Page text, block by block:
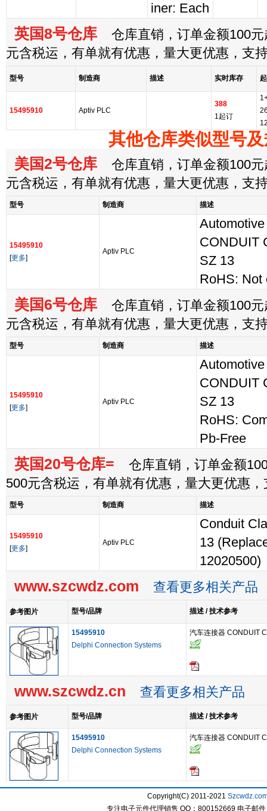
iner: Each
英国8号仓库 仓库直销，订单金额100元
元含税运，有单就有优惠，量大更优惠，支
型号 制造商 描述 实时库存
15495910 Aptiv PLC
388
1起订
其他仓库类似型号
美国2号仓库 仓库直销，订单金额100元
元含税运，有单就有优惠，量大更优惠，支
型号 制造商 描述
15495910
[更多]
Aptiv PLC
CONDUIT
SZ 13
RoHS: Not
美国6号仓库 仓库直销，订单金额100元
元含税运，有单就有优惠，量大更优惠，支
型号 制造商 描述
15495910
[更多]
Aptiv PLC
CONDUIT
SZ 13
RoHS:
Pb-Free
英国20号仓库= 仓库直销，订单金额
500元含税运，有单就有优惠，量大更优惠
型号 制造商 描述
15495910
[更多]
Aptiv PLC
Conduit
13
12020500)
www.szcwdz.com 查看更多相关产品
参考图片 型号/品牌 描述 / 技术参考
15495910
Delphi Connection Systems
汽车连接器 CONDUIT
www.szcwdz.cn 查看更多相关产品
参考图片 型号/品牌 描述 / 技术参考
15495910
Delphi Connection Systems
汽车连接器 CONDUIT
Copyright(C) 2011-2021
专注电子元件代理销售 QQ：800152669 电子邮